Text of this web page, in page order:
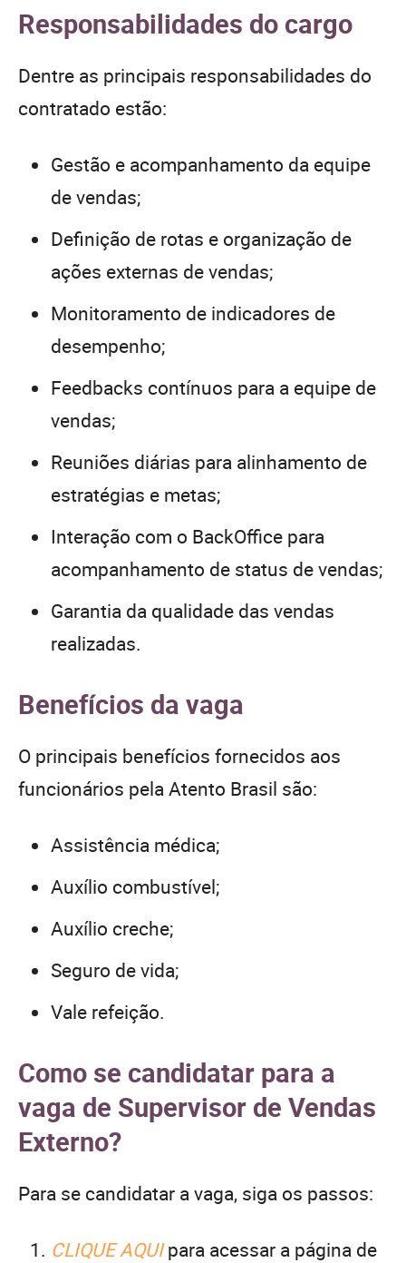
Responsabilidades do cargo
Dentre as principais responsabilidades do
contratado estão:
Gestão e acompanhamento da equipe
de vendas;
Definição de rotas e organização de
ações externas de vendas;
Monitoramento de indicadores de
desempenho;
Feedbacks contínuos para a equipe de
vendas;
Reuniões diárias para alinhamento de
estratégias e metas;
Interação com o BackOffice para
acompanhamento de status de vendas;
Garantia da qualidade das vendas
realizadas.
Benefícios da vaga
O principais benefícios fornecidos aos
funcionários pela Atento Brasil são:
Assistência médica;
Auxílio combustível;
Auxílio creche;
Seguro de vida;
Vale refeição.
Como se candidatar para a
vaga de Supervisor de Vendas
Externo?
Para se candidatar a vaga, siga os passos:
CLIQUE AQUIpara acessar a página de